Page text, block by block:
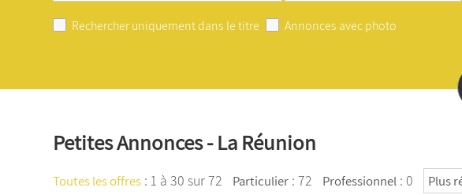
Rechercher uniquement dans le titre Annonces avec photo
Petites Annonces - La Réunion
Toutes les offres : 1 à 30 sur 72 Particulier : 72 Professionnel : 0